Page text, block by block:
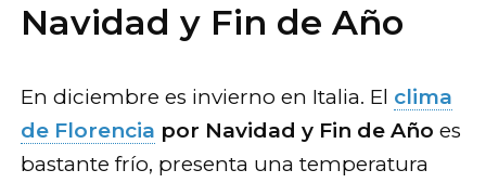
Navidad y Fin de Año
En diciembre es invierno en Italia. El clima
de Florencia por Navidad y Fin de Año es
bastante frío, presenta una temperatura